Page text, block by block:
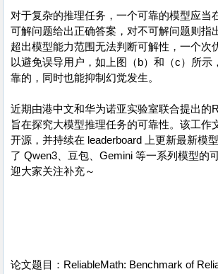
对于复杂的推理任务，一个可靠的模型应当
可解问题给出正确答案，对不可解问题则指
超出模型能力范围无法判断可解性，一个次
以避免误导用户，如上图（b）和（c）所示
靠的，同时也能抑制幻觉发生。
近期由港中文和华为诺亚实验室联合提出的
旨在探究大模型推理任务的可靠性。该工作
开源，并持续在 leaderboard 上更新最新模
了 Qwen3、豆包、Gemini 等一系列模型的
迎大家关注补充～
论文题目：ReliableMath: Benchmark of